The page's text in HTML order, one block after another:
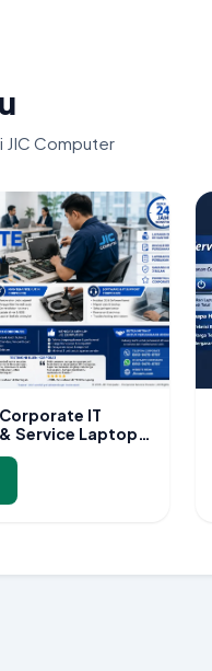
JIC Computer
IT
Service Laptop
Jakarta Selatan